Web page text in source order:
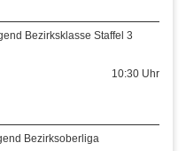
Bezirksklasse Staffel 3
10:30 Uhr
Bezirksoberliga